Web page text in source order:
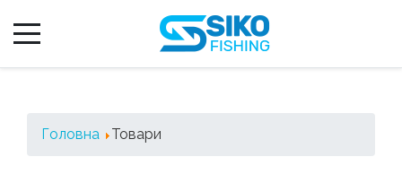
Головна Товари